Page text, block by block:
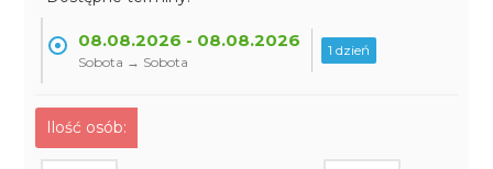
08.08.2026 - 08.08.2026
Sobota → Sobota
1 dzień
Ilość osób: